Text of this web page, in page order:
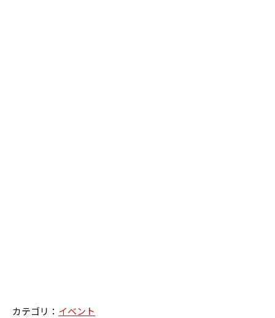
カテゴリ： イベント